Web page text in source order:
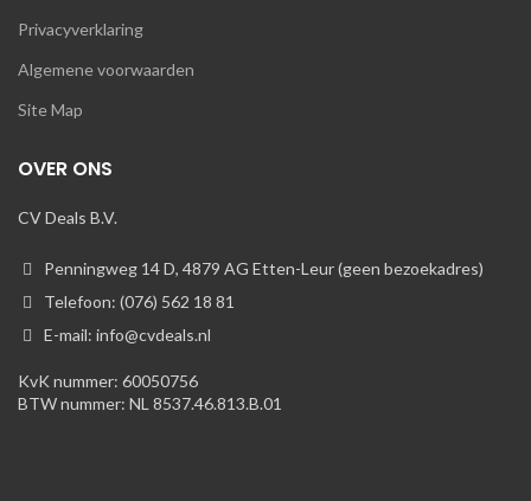
Privacyverklaring
Algemene voorwaarden
Site Map
OVER ONS
CV Deals B.V.
Penningweg 14 D, 4879 AG Etten-Leur (geen bezoekadres)
Telefoon: (076) 562 18 81
E-mail: info@cvdeals.nl
KvK nummer: 60050756
BTW nummer: NL 8537.46.813.B.01